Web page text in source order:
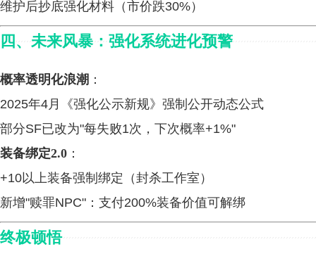
维护后抄底强化材料（市价跌30%）
四、未来风暴：强化系统进化预警
概率透明化浪潮 ：
2025年4月《强化公示新规》强制公开动态公式
部分SF已改为"每失败1次，下次概率+1%"
装备绑定2.0 ：
+10以上装备强制绑定（封杀工作室）
新增"赎罪NPC"：支付200%装备价值可解绑
终极顿悟